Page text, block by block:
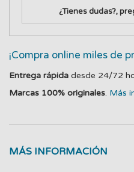
¿Tienes dudas?,
¡Compra online miles de
Entrega rápida desde 24/72
Marcas 100% originales. Más
MÁS INFORMACIÓN